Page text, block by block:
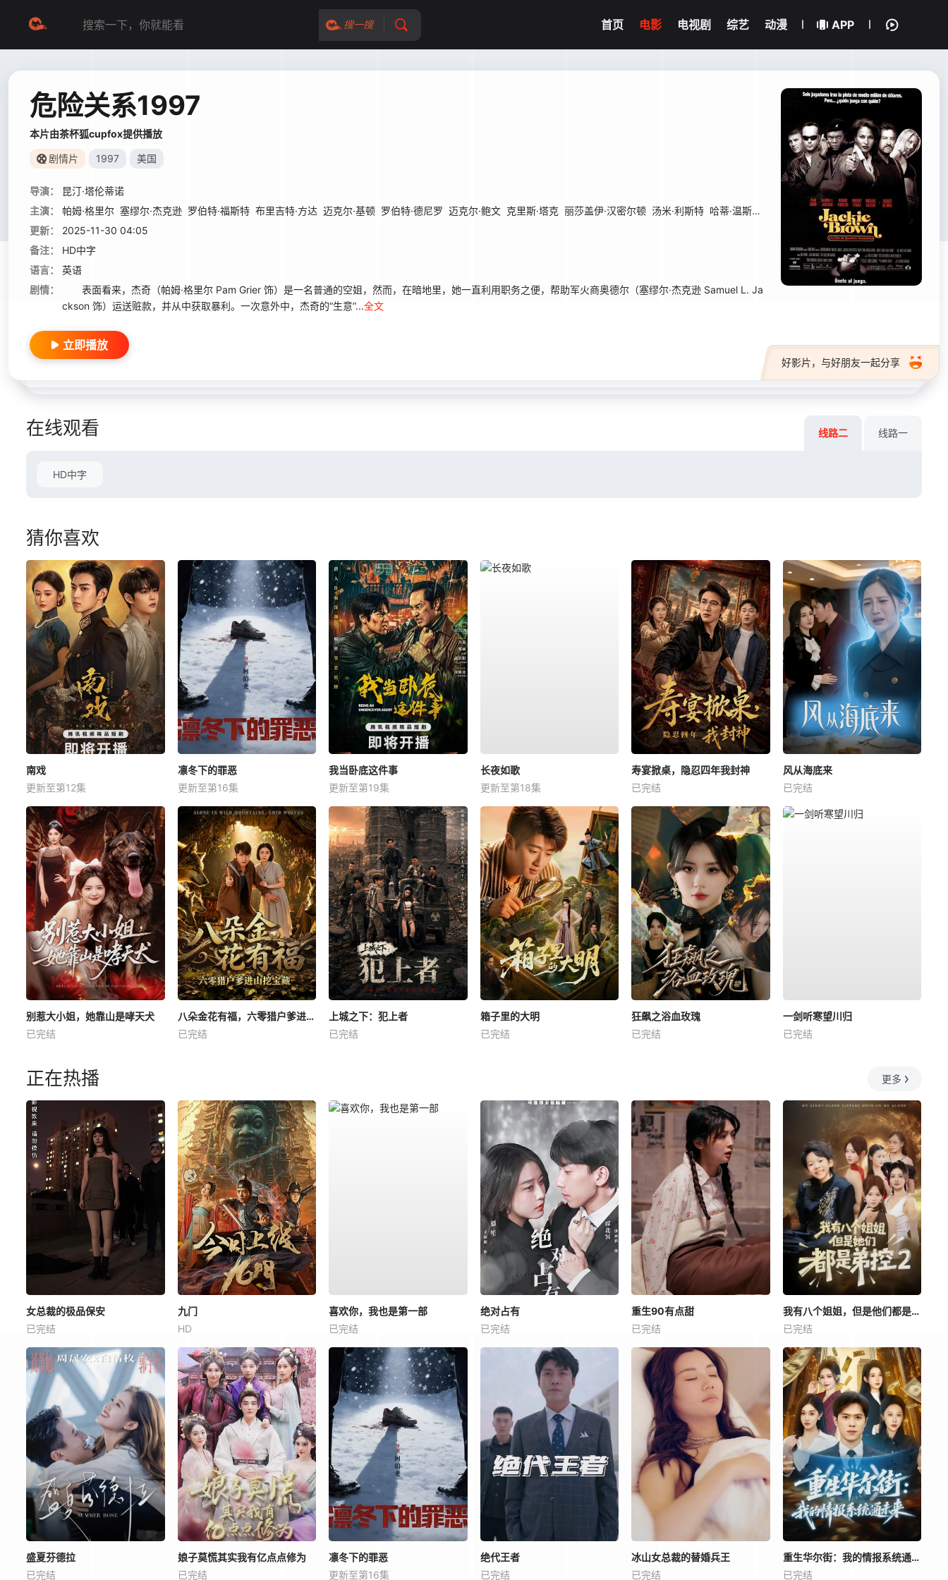
搜一搜 首页 电影 电视剧 综艺 动漫 APP
危险关系1997
本片由茶杯狐cupfox提供播放
剧情片 1997 美国
导演：
昆汀·塔伦蒂诺
主演：
帕姆·格里尔 塞缪尔·杰克逊 罗伯特·福斯特 布里吉特·方达 迈克尔·基顿 罗伯特·德尼罗 迈克尔·鲍文 克里斯·塔克 丽莎盖伊·汉密尔顿 汤米·利斯特 哈蒂·温斯顿 爱米·格拉汉姆 埃利斯·威廉姆
更新：
2025-11-30 04:05
备注：
HD中字
语言：
英语
剧情：
表面看来，杰奇（帕姆·格里尔 Pam Grier 饰）是一名普通的空姐，然而，在暗地里，她一直利用职务之便，帮助军火商奥德尔（塞缪尔·杰克逊 Samuel L. Ja
ckson 饰）运送赃款，并从中获取暴利。一次意外中，杰奇的“生意”...全文
好影片，与好朋友一起分享
立即播放
在线观看 线路二 线路一
HD中字
猜你喜欢
南戏
更新至第12集
凛冬下的罪恶
更新至第16集
我当卧底这件事
更新至第19集
长夜如歌
更新至第18集
寿宴掀桌，隐忍四年我封神
已完结
风从海底来
已完结
别惹大小姐，她靠山是哮天犬
已完结
八朵金花有福，六零猎户爹进山挖宝藏
已完结
上城之下：犯上者
已完结
箱子里的大明
已完结
狂飙之浴血玫瑰
已完结
一剑听寒望川归
已完结
正在热播 更多
女总裁的极品保安
已完结
九门
HD
喜欢你，我也是第一部
已完结
绝对占有
已完结
重生90有点甜
已完结
我有八个姐姐，但是他们都是弟控2
已完结
盛夏芬德拉
已完结
娘子莫慌其实我有亿点点修为
已完结
凛冬下的罪恶
更新至第16集
绝代王者
已完结
冰山女总裁的替婚兵王
已完结
重生华尔街：我的情报系统通未来
已完结